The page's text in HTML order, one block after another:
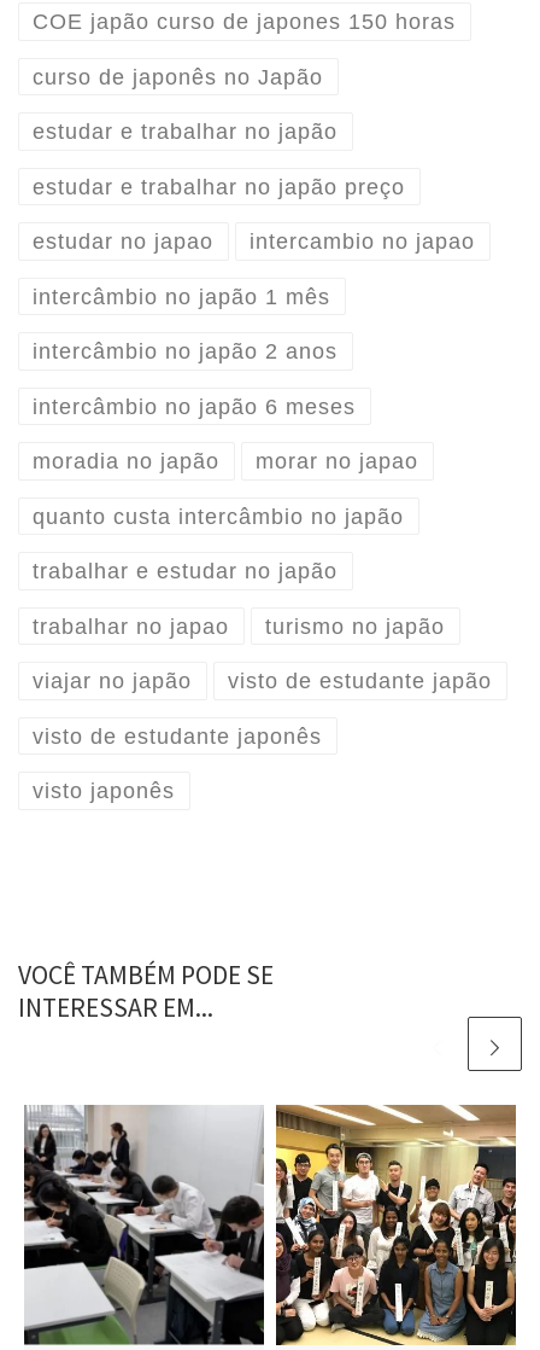
COE japão curso de japones 150 horas
curso de japonês no Japão
estudar e trabalhar no japão
estudar e trabalhar no japão preço
estudar no japao intercambio no japao
intercâmbio no japão 1 mês
intercâmbio no japão 2 anos
intercâmbio no japão 6 meses
moradia no japão morar no japao
quanto custa intercâmbio no japão
trabalhar e estudar no japão
trabalhar no japao turismo no japão
viajar no japão visto de estudante japão
visto de estudante japonês
visto japonês
VOCÊ TAMBÉM PODE SE
INTERESSAR EM...